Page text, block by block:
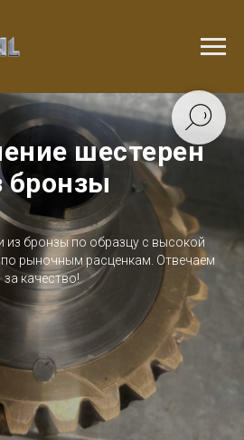
шестерен
бронзы
из бронзы по образцу с высокой
рыночным расценкам. Отвечаем
за качество!